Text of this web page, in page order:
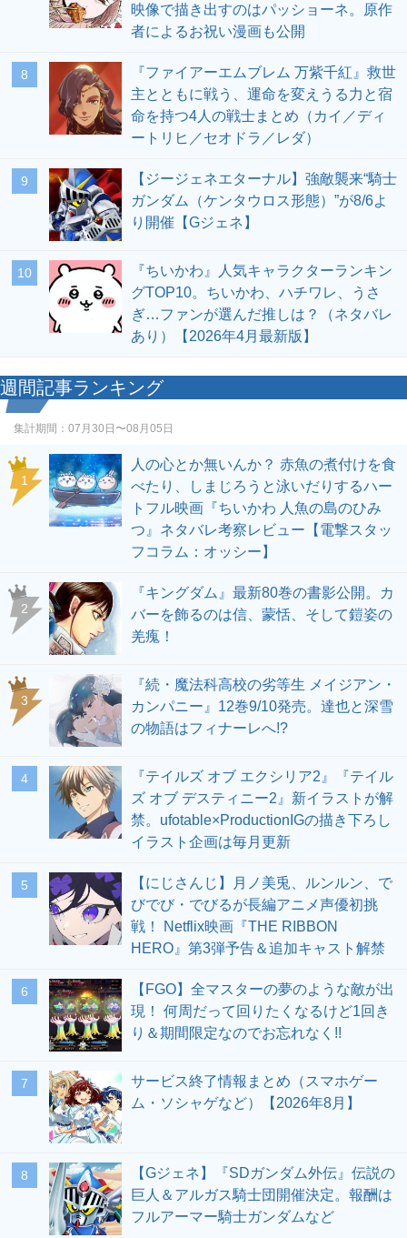
映像で描き出すのはパッショーネ。原作
者によるお祝い漫画も公開
8
『ファイアーエムブレム 万紫千紅』救世
主とともに戦う、運命を変えうる力と宿
命を持つ4人の戦士まとめ（カイ／ディ
ートリヒ／セオドラ／レダ）
9
【ジージェネエターナル】強敵襲来“騎士
ガンダム（ケンタウロス形態）”が8/6よ
り開催【Gジェネ】
10
『ちいかわ』人気キャラクターランキン
グTOP10。ちいかわ、ハチワレ、うさ
ぎ…ファンが選んだ推しは？（ネタバレ
あり）【2026年4月最新版】
週間記事ランキング
集計期間： 07月30日〜08月05日
1
人の心とか無いんか？ 赤魚の煮付けを食
べたり、しまじろうと泳いだりするハー
トフル映画『ちいかわ 人魚の島のひみ
つ』ネタバレ考察レビュー【電撃スタッ
フコラム：オッシー】
2
『キングダム』最新80巻の書影公開。カ
バーを飾るのは信、蒙恬、そして鎧姿の
羌瘣！
3
『続・魔法科高校の劣等生 メイジアン・
カンパニー』12巻9/10発売。達也と深雪
の物語はフィナーレへ!?
4
『テイルズ オブ エクシリア2』『テイル
ズ オブ デスティニー2』新イラストが解
禁。ufotable×ProductionIGの描き下ろし
イラスト企画は毎月更新
5
【にじさんじ】月ノ美兎、ルンルン、で
びでび・でびるが長編アニメ声優初挑
戦！ Netflix映画『THE RIBBON
HERO』第3弾予告＆追加キャスト解禁
6
【FGO】全マスターの夢のような敵が出
現！ 何周だって回りたくなるけど1回き
り＆期間限定なのでお忘れなく!!
7
サービス終了情報まとめ（スマホゲー
ム・ソシャゲなど）【2026年8月】
8
【Gジェネ】『SDガンダム外伝』伝説の
巨人＆アルガス騎士団開催決定。報酬は
フルアーマー騎士ガンダムなど